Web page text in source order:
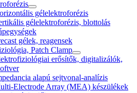
gélelektroforézis
gélelektroforézis, blottolás
gélek, reagensek
Patch Clamp
erősítők, digitalizálók,
alapú sejtvonal-analízis
Electrode Array (MEA) készülékek